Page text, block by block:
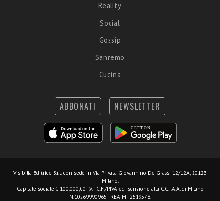
Reality
Social
Gossip
Sanremo
Cucina
ABBONATI NEWSLETTER
Visibilia Editrice S.r.l. con sede in Via Privata Giovannino De Grassi 12/12A, 20123
Milano.
Capitale sociale € 100.000,00 I.V. - C.F./P.IVA ed iscrizione alla C.C.I.A.A. di Milano
N.10269990965 - REA MI-2519578.